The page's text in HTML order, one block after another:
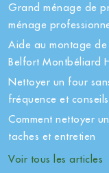
Grand ménage de
ménage
Aide au montage de
Belfort Montbéliard
Nettoyer un four
fréquence et
Comment nettoyer
taches et entretien
Voir tous les articles